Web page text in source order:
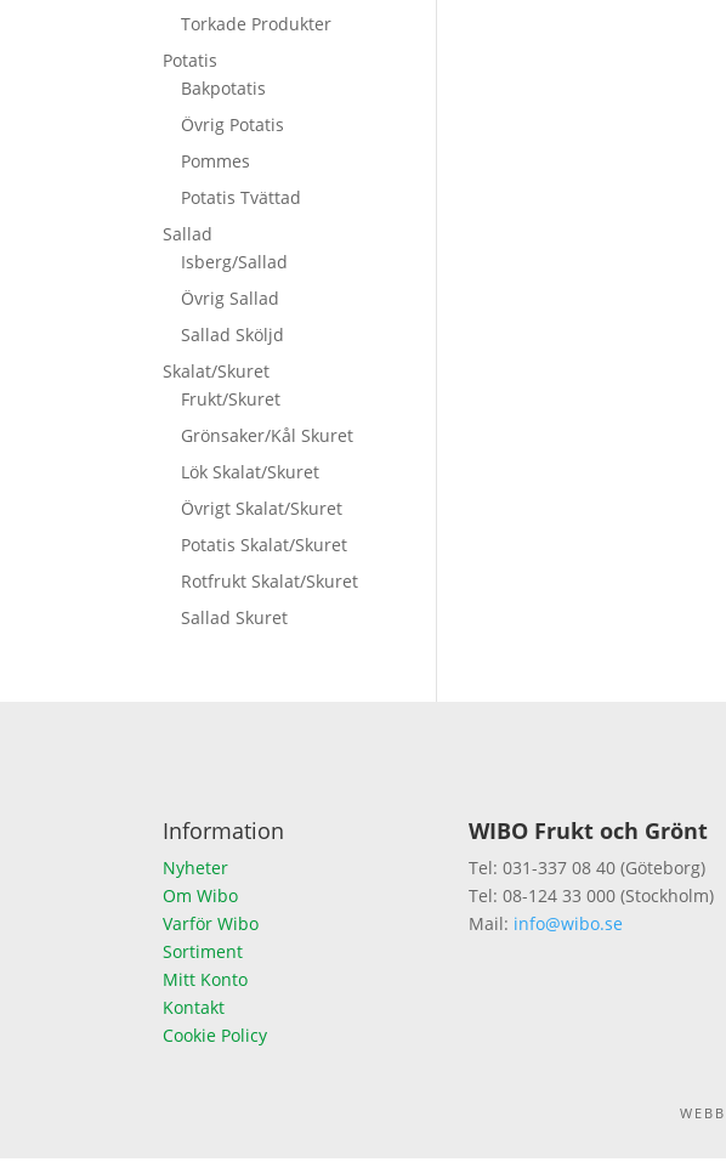
Torkade Produkter
Potatis
Bakpotatis
Övrig Potatis
Pommes
Potatis Tvättad
Sallad
Isberg/Sallad
Övrig Sallad
Sallad Sköljd
Skalat/Skuret
Frukt/Skuret
Grönsaker/Kål Skuret
Lök Skalat/Skuret
Övrigt Skalat/Skuret
Potatis Skalat/Skuret
Rotfrukt Skalat/Skuret
Sallad Skuret
Information
Nyheter
Om Wibo
Varför Wibo
Sortiment
Mitt Konto
Kontakt
Cookie Policy
WIBO Frukt och Grönt
Tel: 031-337 08 40 (Göteborg)
Tel: 08-124 33 000 (Stockholm)
Mail: info@wibo.se